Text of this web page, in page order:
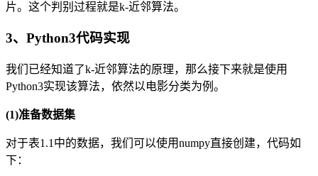
片。这个判别过程就是k-近邻算法。
3、Python3代码实现
我们已经知道了k-近邻算法的原理，那么接下来就是使用
Python3实现该算法，依然以电影分类为例。
(1)准备数据集
对于表1.1中的数据，我们可以使用numpy直接创建，代码如
下：